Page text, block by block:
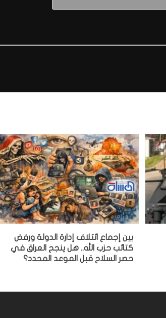
بين إجماع ائتلاف إدارة الدولة ورفض
كتائب حزب الله.. هل ينجح العراق في
حصر السلاح قبل الموعد المحدد؟